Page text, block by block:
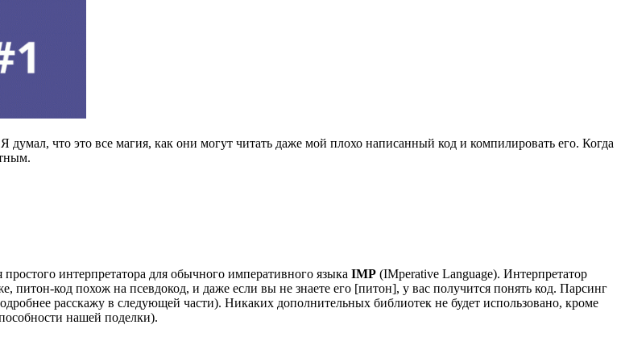
что это все магия, как они могут читать даже мой плохо написанный код и компилировать его. Когда
интерпретатора для обычного императивного языка IMP (IMperative Language). Интерпретатор
код похож на псевдокод, и даже если вы не знаете его [питон], у вас получится понять код. Парсинг
расскажу в следующей части). Никаких дополнительных библиотек не будет использовано, кроме
нашей поделки).